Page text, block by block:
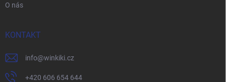
O nás
KONTAKT
info@winkiki.cz
+420 606 654 644